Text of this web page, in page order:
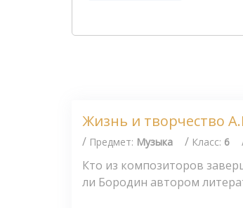
Жизнь и творчество
/ Предмет: Музыка / Класс: 6
Кто из композиторов
ли Бородин автором